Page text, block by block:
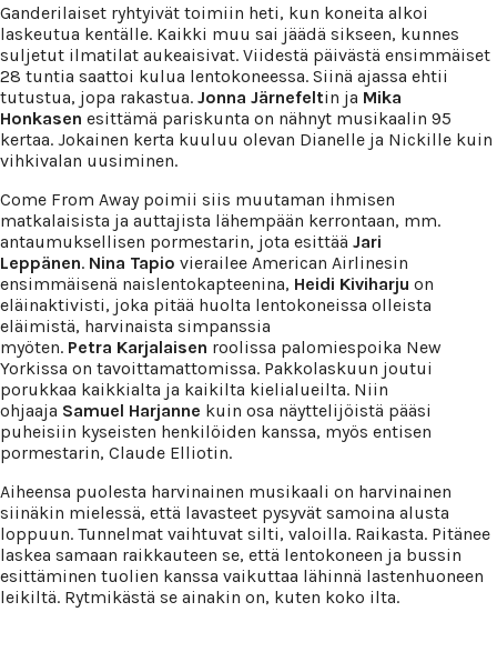
Ganderilaiset ryhtyivät toimiin heti, kun koneita alkoi
laskeutua kentälle. Kaikki muu sai jäädä sikseen, kunnes
suljetut ilmatilat aukeaisivat. Viidestä päivästä ensimmäiset
28 tuntia saattoi kulua lentokoneessa. Siinä ajassa ehtii
tutustua, jopa rakastua. Jonna Järnefeltin ja Mika
Honkasen esittämä pariskunta on nähnyt musikaalin 95
kertaa. Jokainen kerta kuuluu olevan Dianelle ja Nickille kuin
vihkivalan uusiminen.
Come From Away poimii siis muutaman ihmisen
matkalaisista ja auttajista lähempään kerrontaan, mm.
antaumuksellisen pormestarin, jota esittää Jari
Leppänen. Nina Tapio vierailee American Airlinesin
ensimmäisenä naislentokapteenina, Heidi Kiviharju on
eläinaktivisti, joka pitää huolta lentokoneissa olleista
eläimistä, harvinaista simpanssia
myöten. Petra Karjalaisen roolissa palomiespoika New
Yorkissa on tavoittamattomissa. Pakkolaskuun joutui
porukkaa kaikkialta ja kaikilta kielialueilta. Niin
ohjaaja Samuel Harjanne kuin osa näyttelijöistä pääsi
puheisiin kyseisten henkilöiden kanssa, myös entisen
pormestarin, Claude Elliotin.
Aiheensa puolesta harvinainen musikaali on harvinainen
siinäkin mielessä, että lavasteet pysyvät samoina alusta
loppuun. Tunnelmat vaihtuvat silti, valoilla. Raikasta. Pitänee
laskea samaan raikkauteen se, että lentokoneen ja bussin
esittäminen tuolien kanssa vaikuttaa lähinnä lastenhuoneen
leikiltä. Rytmikästä se ainakin on, kuten koko ilta.